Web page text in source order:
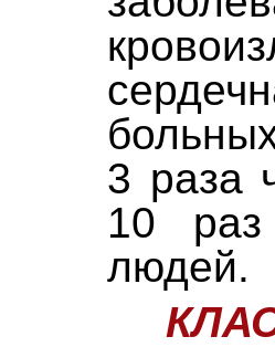
3 раза
10
людей.